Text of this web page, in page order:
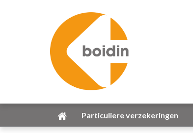
Particuliere verzekeringen